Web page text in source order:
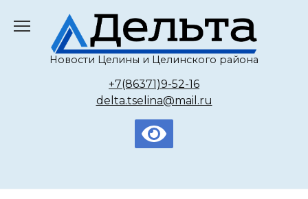
содержанию
Новости Целины и Целинского района
+7(86371)9-52-16
delta.tselina@mail.ru